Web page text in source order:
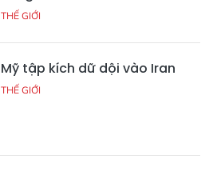
THẾ GIỚI
Mỹ tập kích dữ dội vào Iran
THẾ GIỚI